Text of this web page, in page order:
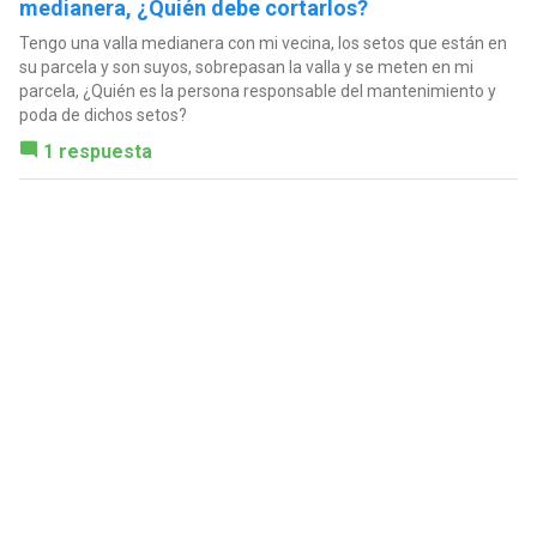
medianera, ¿Quién debe cortarlos?
Tengo una valla medianera con mi vecina, los setos que están en
su parcela y son suyos, sobrepasan la valla y se meten en mi
parcela, ¿Quién es la persona responsable del mantenimiento y
poda de dichos setos?
1 respuesta